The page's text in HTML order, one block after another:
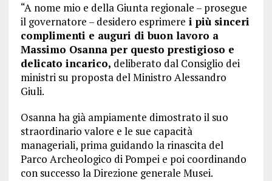
“A nome mio e della Giunta regionale – prosegue
il governatore – desidero esprimere i più sinceri
complimenti e auguri di buon lavoro a
Massimo Osanna per questo prestigioso e
delicato incarico, deliberato dal Consiglio dei
ministri su proposta del Ministro Alessandro
Giuli.
Osanna ha già ampiamente dimostrato il suo
straordinario valore e le sue capacità
manageriali, prima guidando la rinascita del
Parco Archeologico di Pompei e poi coordinando
con successo la Direzione generale Musei.